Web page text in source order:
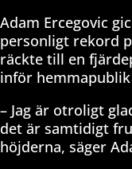
Adam Ercegovic
personligt rekord
räckte till en
inför hemmapublik
– Jag är otroligt
det är samtidigt
höjderna, säger